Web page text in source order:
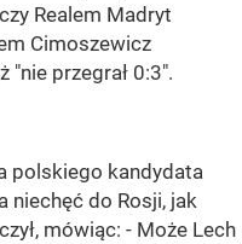
Realem Madryt
Cimoszewicz
przegrał 0:3".
polskiego kandydata
niechęć do Rosji, jak
mówiąc: - Może Lech